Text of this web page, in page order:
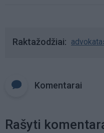
Raktažodžiai
Komentarai
Rašyti